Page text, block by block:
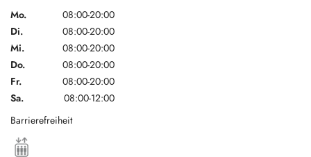
Mo.
08:00-20:00
Di.
08:00-20:00
Mi.
08:00-20:00
Do.
08:00-20:00
Fr.
08:00-20:00
Sa.
08:00-12:00
Barrierefreiheit